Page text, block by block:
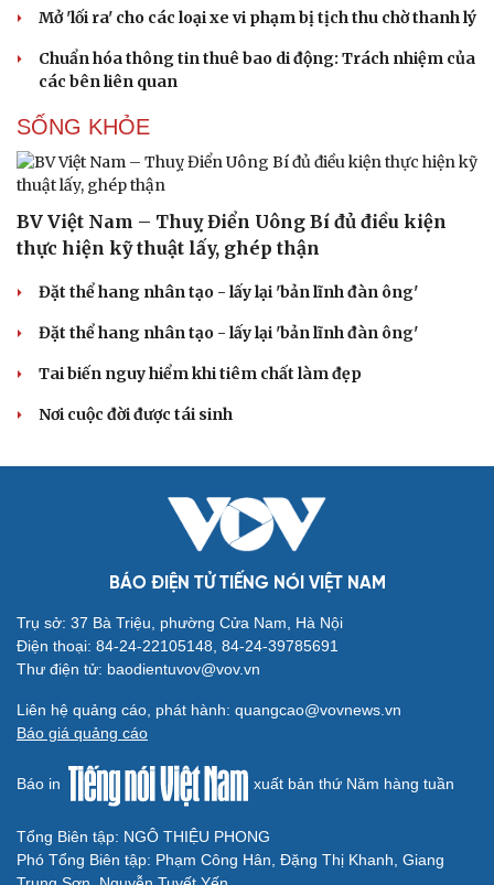
Du lịch
Săn Tour
check-in
Podcast
Đọc truyện đêm khuya
Mở 'lối ra' cho các loại xe vi phạm bị tịch thu chờ thanh lý
Chuẩn hóa thông tin thuê bao di động: Trách nhiệm của
các bên liên quan
SỐNG KHỎE
BV Việt Nam – Thuỵ Điển Uông Bí đủ điều kiện
thực hiện kỹ thuật lấy, ghép thận
Đặt thể hang nhân tạo - lấy lại 'bản lĩnh đàn ông'
Đặt thể hang nhân tạo - lấy lại 'bản lĩnh đàn ông'
Tai biến nguy hiểm khi tiêm chất làm đẹp
Nơi cuộc đời được tái sinh
BÁO ĐIỆN TỬ TIẾNG NÓI VIỆT NAM
Trụ sở: 37 Bà Triệu, phường Cửa Nam, Hà Nội
Điện thoại: 84-24-22105148, 84-24-39785691
Thư điện tử: baodientuvov@vov.vn
Liên hệ quảng cáo, phát hành: quangcao@vovnews.vn
Báo giá quảng cáo
Báo in xuất bản thứ Năm hàng tuần
Tổng Biên tập: NGÔ THIỆU PHONG
Phó Tổng Biên tập: Phạm Công Hân, Đặng Thị Khanh, Giang